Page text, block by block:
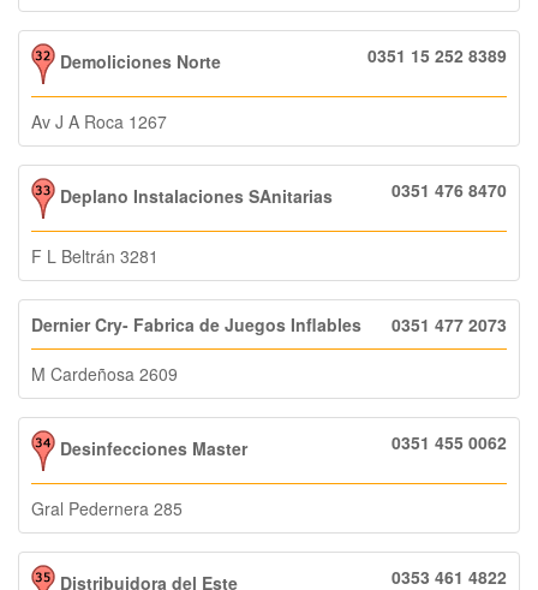
Demoliciones Norte 0351 15 252 8389
Av J A Roca 1267
Deplano Instalaciones SAnitarias 0351 476 8470
F L Beltrán 3281
Dernier Cry- Fabrica de Juegos Inflables 0351 477 2073
M Cardeñosa 2609
Desinfecciones Master 0351 455 0062
Gral Pedernera 285
Distribuidora del Este 0353 461 4822